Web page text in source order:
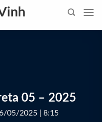
05 – 2025
05/2025 | 8:15